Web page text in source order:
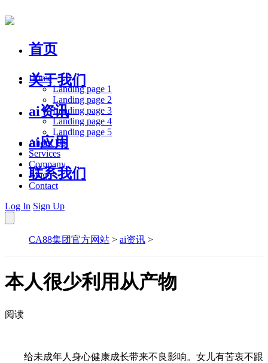
首页
关于我们
ai资讯
ai应用
联系我们
Home
Landing page 1
Landing page 2
Landing page 3
Landing page 4
Landing page 5
About Us
Services
Company
Blog
Contact
Log In Sign Up
CA88集团官方网站 > ai资讯 >
本人很少利用从产物
阅读
给未成年人身心健康成长带来不良影响。女儿有苦衷不跟